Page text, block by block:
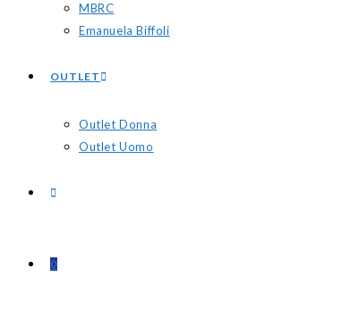
MBRC
Emanuela Biffoli
OUTLET
Outlet Donna
Outlet Uomo
0